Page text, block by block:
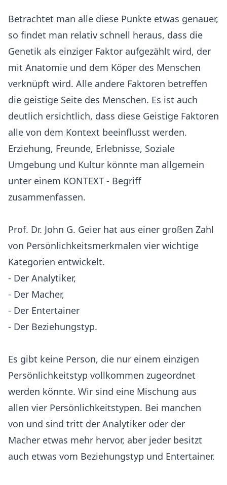
Betrachtet man alle diese Punkte etwas genauer,
so findet man relativ schnell heraus, dass die
Genetik als einziger Faktor aufgezählt wird, der
mit Anatomie und dem Köper des Menschen
verknüpft wird. Alle andere Faktoren betreffen
die geistige Seite des Menschen. Es ist auch
deutlich ersichtlich, dass diese Geistige Faktoren
alle von dem Kontext beeinflusst werden.
Erziehung, Freunde, Erlebnisse, Soziale
Umgebung und Kultur könnte man allgemein
unter einem KONTEXT - Begriff
zusammenfassen.
Prof. Dr. John G. Geier hat aus einer großen Zahl
von Persönlichkeitsmerkmalen vier wichtige
Kategorien entwickelt.
- Der Analytiker,
- Der Macher,
- Der Entertainer
- Der Beziehungstyp.
Es gibt keine Person, die nur einem einzigen
Persönlichkeitstyp vollkommen zugeordnet
werden könnte. Wir sind eine Mischung aus
allen vier Persönlichkeitstypen. Bei manchen
von und sind tritt der Analytiker oder der
Macher etwas mehr hervor, aber jeder besitzt
auch etwas vom Beziehungstyp und Entertainer.